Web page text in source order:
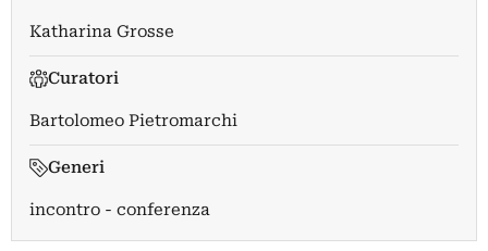
Katharina Grosse
Curatori
Bartolomeo Pietromarchi
Generi
incontro - conferenza